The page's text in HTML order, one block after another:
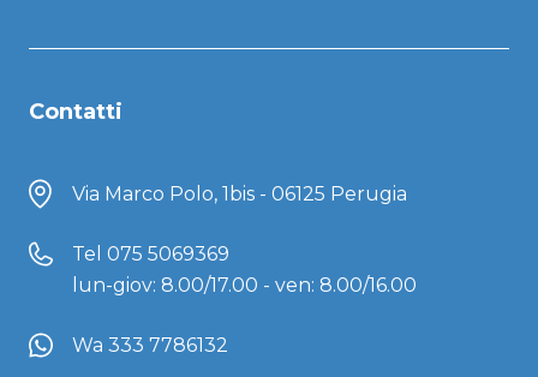
Contatti
Via Marco Polo, 1bis - 06125 Perugia
Tel 075 5069369
lun-giov: 8.00/17.00 - ven: 8.00/16.00
Wa 333 7786132